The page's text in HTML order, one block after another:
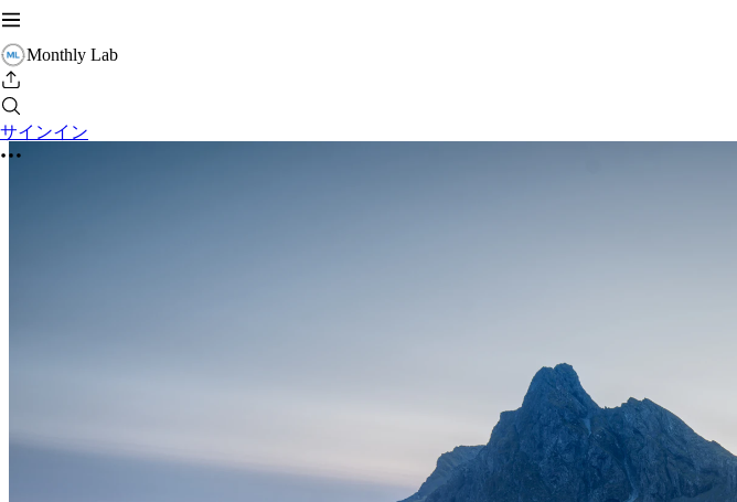
Monthly Lab
サインイン